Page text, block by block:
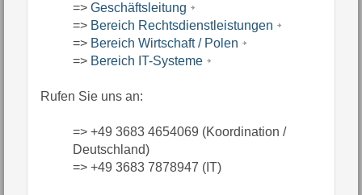
=> Geschäftsleitung
=> Bereich Rechtsdienstleistungen
=> Bereich Wirtschaft / Polen
=> Bereich IT-Systeme
Rufen Sie uns an:
=> +49 3683 4654069 (Koordination /
Deutschland)
=> +49 3683 7878947 (IT)